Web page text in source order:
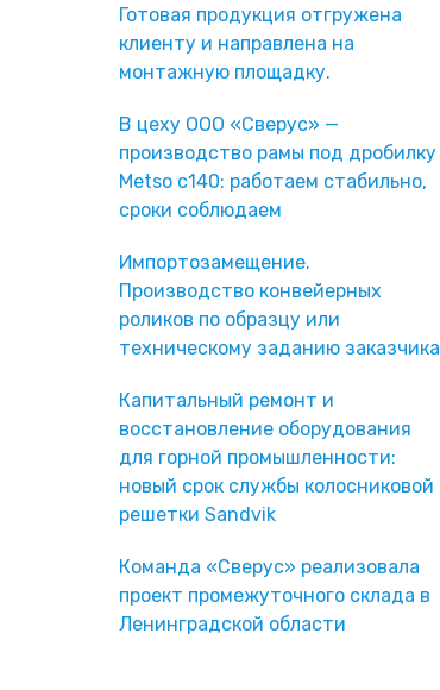
Готовая продукция отгружена
клиенту и направлена на
монтажную площадку.
В цеху ООО «Сверус» —
производство рамы под дробилку
Metso c140: работаем стабильно,
сроки соблюдаем
Импортозамещение.
Производство конвейерных
роликов по образцу или
техническому заданию заказчика
Капитальный ремонт и
восстановление оборудования
для горной промышленности:
новый срок службы колосниковой
решетки Sandvik
Команда «Сверус» реализовала
проект промежуточного склада в
Ленинградской области